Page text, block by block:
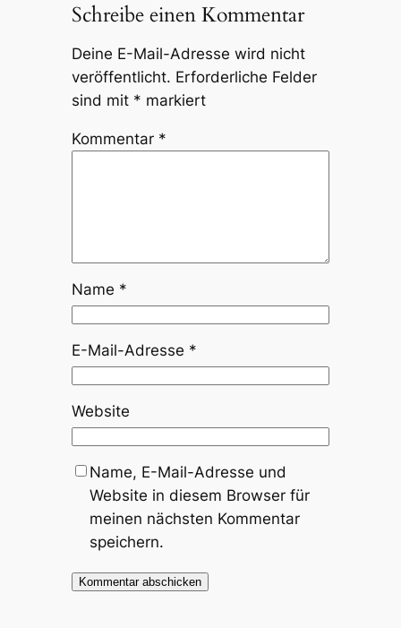
Schreibe einen Kommentar
Deine E-Mail-Adresse wird nicht
veröffentlicht. Erforderliche Felder
sind mit * markiert
Kommentar *
Name *
E-Mail-Adresse *
Website
Name, E-Mail-Adresse und
Website in diesem Browser für
meinen nächsten Kommentar
speichern.